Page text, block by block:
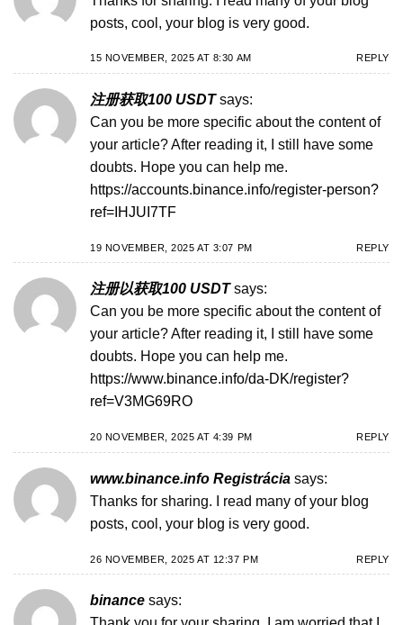
posts, cool, your blog is very good.
15 NOVEMBER, 2025 AT 8:30 AM REPLY
注册获取100 USDT says:
Can you be more specific about the content of
your article? After reading it, I still have some
doubts. Hope you can help me.
https://accounts.binance.info/register-person?
ref=IHJUI7TF
19 NOVEMBER, 2025 AT 3:07 PM REPLY
注册以获取100 USDT says:
Can you be more specific about the content of
your article? After reading it, I still have some
doubts. Hope you can help me.
https://www.binance.info/da-DK/register?
ref=V3MG69RO
20 NOVEMBER, 2025 AT 4:39 PM REPLY
www.binance.info Registrácia says:
Thanks for sharing. I read many of your blog
posts, cool, your blog is very good.
26 NOVEMBER, 2025 AT 12:37 PM REPLY
binance says: